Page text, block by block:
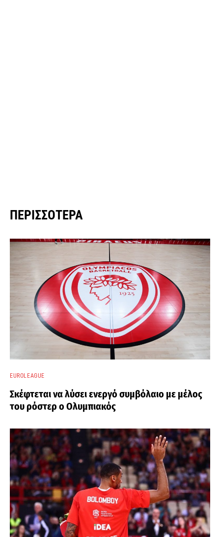
ΠΕΡΙΣΣΌΤΕΡΑ
EUROLEAGUE
Σκέφτεται να λύσει ενεργό συμβόλαιο με μέλος
του ρόστερ ο Ολυμπιακός